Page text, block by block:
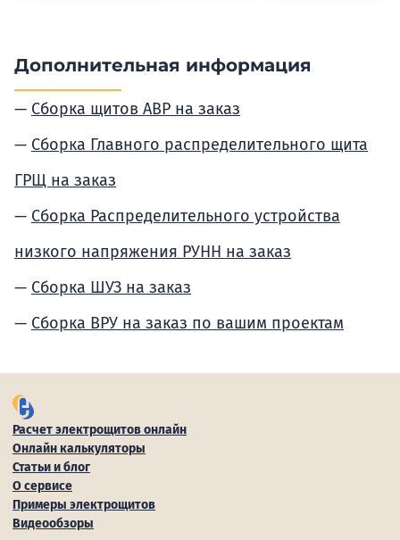
Дополнительная информация
Сборка щитов АВР на заказ
Сборка Главного распределительного щита
ГРЩ на заказ
Сборка Распределительного устройства
низкого напряжения РУНН на заказ
Сборка ШУЗ на заказ
Сборка ВРУ на заказ по вашим проектам
Расчет электрощитов онлайн
Онлайн калькуляторы
Статьи и блог
О сервисе
Примеры электрощитов
Видеообзоры